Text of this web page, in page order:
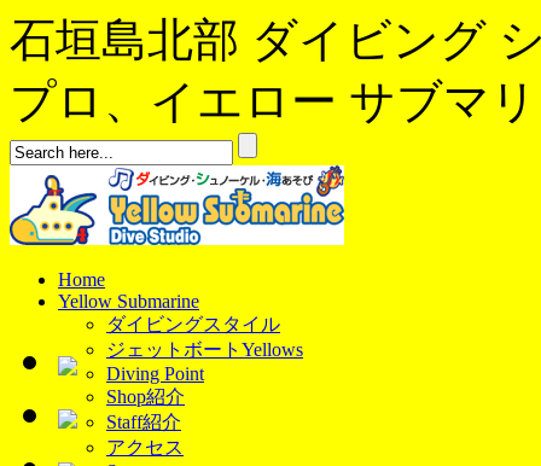
石垣島北部 ダイビング
プロ、イエロー サブマ
Home
Yellow Submarine
ダイビングスタイル
ジェットボートYellows
Diving Point
Shop紹介
Staff紹介
アクセス